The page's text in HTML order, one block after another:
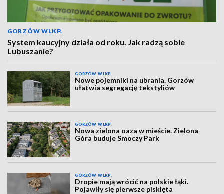
GORZÓW WLKP.
System kaucyjny działa od roku. Jak radzą sobie
Lubuszanie?
GORZÓW WLKP.
Nowe pojemniki na ubrania. Gorzów
ułatwia segregację tekstyliów
GORZÓW WLKP.
Nowa zielona oaza w mieście. Zielona
Góra buduje Smoczy Park
GORZÓW WLKP.
Dropie mają wrócić na polskie łąki.
Pojawiły się pierwsze pisklęta